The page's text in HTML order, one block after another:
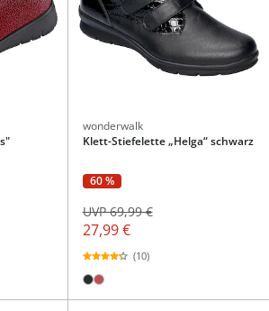
wonderwalk
Klett-Stiefelette „Helga“ schwarz
60 %
27,99 €
UVP 69,99 €
(10)